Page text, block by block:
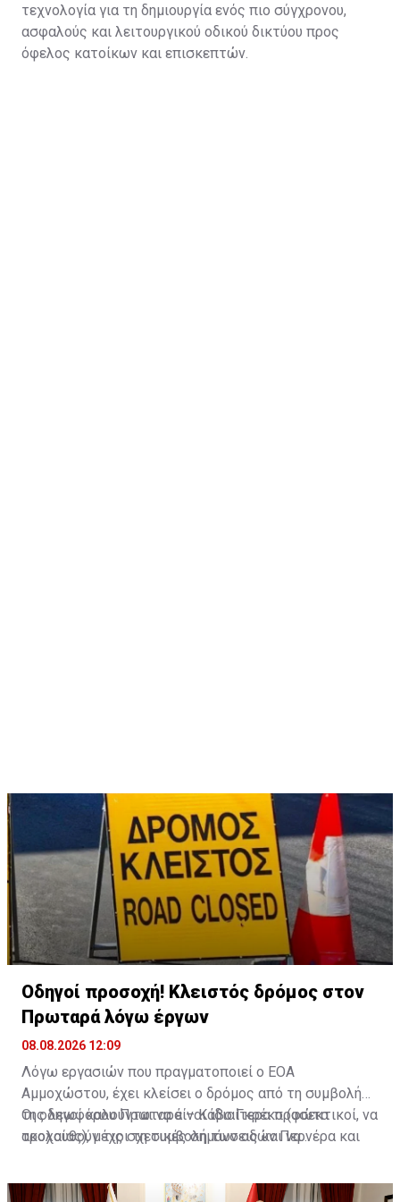
τεχνολογία για τη δημιουργία ενός πιο σύγχρονου,
ασφαλούς και λειτουργικού οδικού δικτύου προς
όφελος κατοίκων και επισκεπτών.
Οδηγοί προσοχή! Κλειστός δρόμος στον
Πρωταρά λόγω έργων
08.08.2026 12:09
Λόγω εργασιών που πραγματοποιεί ο ΕΟΑ
Αμμοχώστου, έχει κλείσει ο δρόμος από τη συμβολή
της λεωφόρου Πρωταρά – Κάβο Γκρέκο (φώτα
τροχαίας), μέχρι τη συμβολή των οδών Περνέρα και
Οι οδηγοί καλούνται να είναι ιδιαίτερα προσεκτικοί, να
ακολουθούν τις σχετικές σημάνσεις και να